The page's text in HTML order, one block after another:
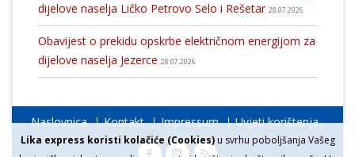
Lika express koristi kolačiće (Cookies)u svrhu poboljšanja Vašeg
dijelove naselja Ličko Petrovo Selo i Rešetar 28.07.2026
Obavijest o prekidu opskrbe električnom energijom za
dijelove naselja Jezerce 28.07.2026
Naslovnica Kontakt Impressum Uvjeti korištenja